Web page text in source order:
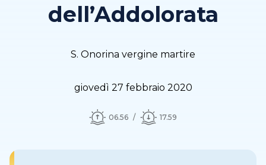
dell’Addolorata
S. Onorina vergine martire
giovedì 27 febbraio 2020
06.56 17.59